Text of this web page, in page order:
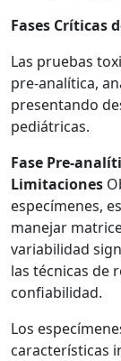
Fases Críticas
Las pruebas
pre-analítica,
presentando
pediátricas.
Fase Pre-
Limitaciones
especímenes,
manejar
variabilidad
las técnicas de
confiabilidad.
Los
características